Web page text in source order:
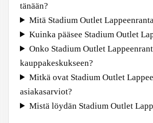
tänään?
Mitä Stadium Outlet
Kuinka pääsee Stadium Outlet
Onko Stadium Outlet
kauppakeskukseen?
Mitkä ovat Stadium Outlet
asiakasarviot?
Mistä löydän Stadium Outlet